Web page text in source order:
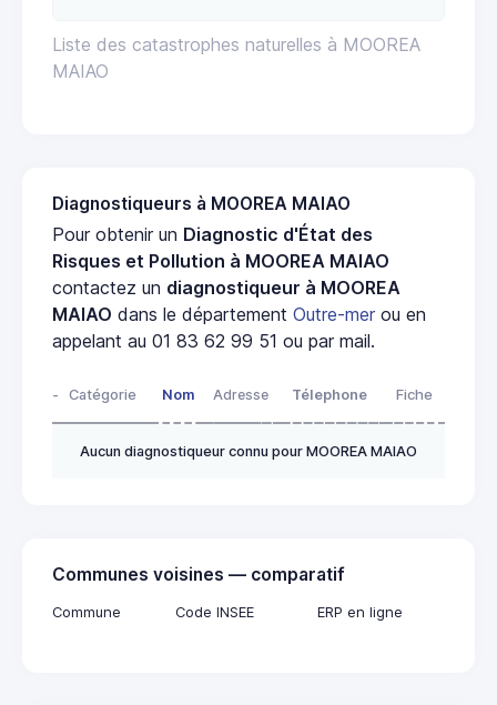
Liste des catastrophes naturelles à MOOREA
MAIAO
Diagnostiqueurs à MOOREA MAIAO
Pour obtenir un Diagnostic d'État des
Risques et Pollution à MOOREA MAIAO
contactez un diagnostiqueur à MOOREA
MAIAO dans le département Outre-mer ou en
appelant au 01 83 62 99 51 ou par mail.
- Catégorie Nom Adresse Télephone Fiche
Aucun diagnostiqueur connu pour MOOREA MAIAO
Communes voisines — comparatif
Commune Code INSEE ERP en ligne